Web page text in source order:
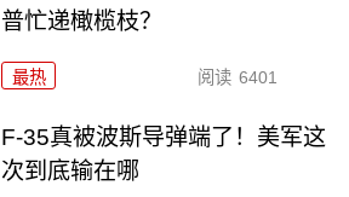
普忙递橄榄枝？
最热 阅读 6401
F-35真被波斯导弹端了！美军这
次到底输在哪